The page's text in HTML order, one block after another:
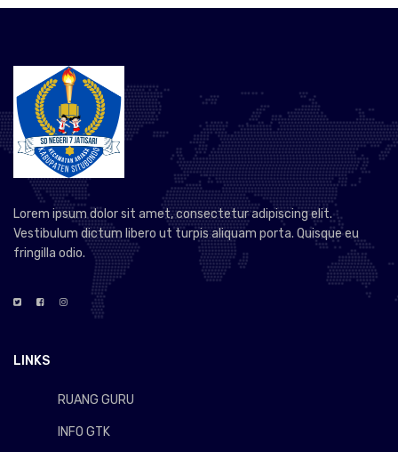
Lorem ipsum dolor sit amet, consectetur adipiscing elit.
Vestibulum dictum libero ut turpis aliquam porta. Quisque eu
fringilla odio.
LINKS
RUANG GURU
INFO GTK